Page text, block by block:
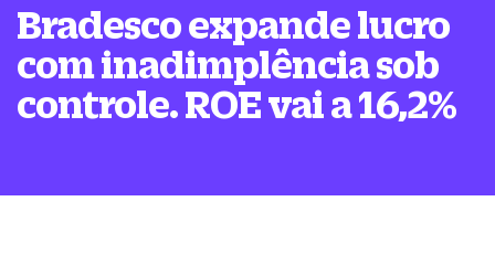
Bradesco expande lucro
com inadimplência sob
controle. ROE vai a 16,2%